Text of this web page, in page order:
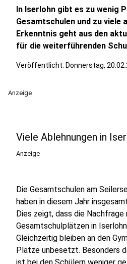
In Iserlohn gibt es zu wenig
Gesamtschulen und zu viele
Erkenntnis geht aus den
für die weiterführenden
Veröffentlicht: Donnerstag,
Anzeige
Viele Ablehnungen in
Anzeige
Die Gesamtschulen am
haben in diesem Jahr
Dies zeigt, dass die Nachfrage
Gesamtschulplätzen in
Gleichzeitig bleiben an den
Plätze unbesetzt. Besonders